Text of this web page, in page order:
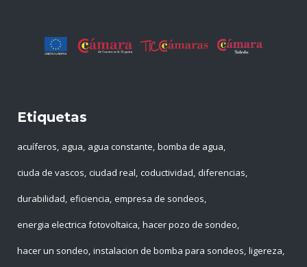
Etiquetas
acuíferos agua agua constante bomba de agua
ciuda de vascos ciudad real coductividad diferencias
durabilidad eficiencia empresa de sondeos
energia electrica fotovoltaica hacer pozo de sondeo
hacer un sondeo instalacion de bomba para sondeos ligereza